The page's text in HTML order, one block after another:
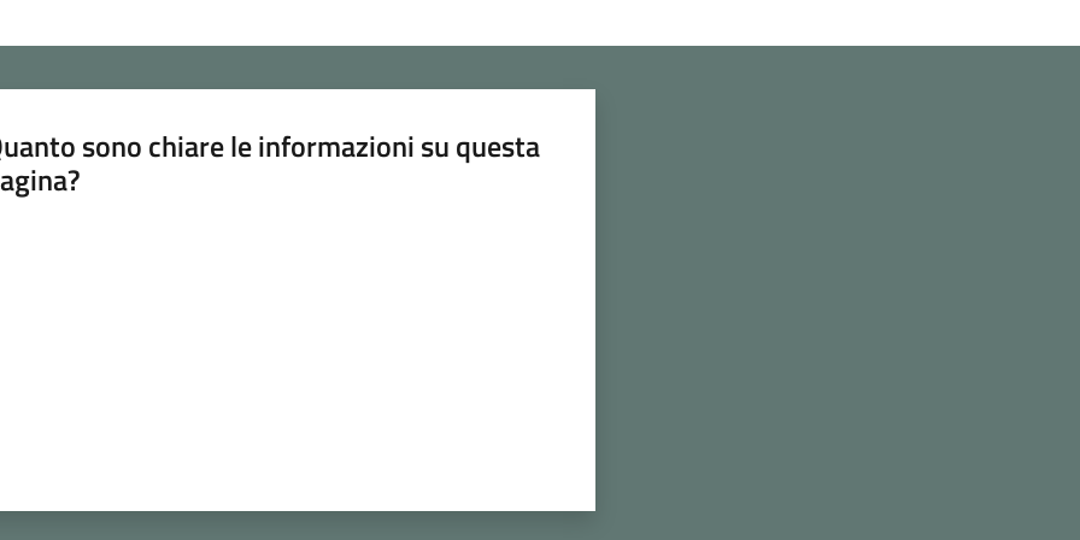
sono chiare le informazioni su questa